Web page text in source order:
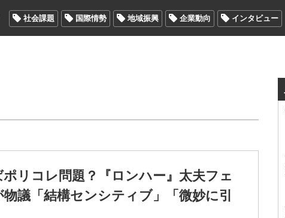
社会課題 国際情勢 地域振興 企業動向 インタビュー
リコレ問題？『ロンハー』太夫フェ
議「結構センシティブ」「微妙に引